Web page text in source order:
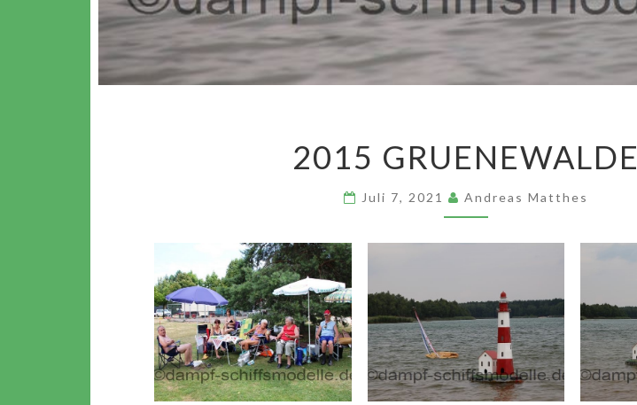
GRUENEWALDE
2015 GRUENEWALDE
Juli 7, 2021 Andreas Matthes